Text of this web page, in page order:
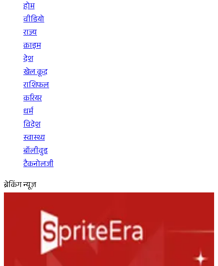
होम
वीडियो
राज्य
क्राइम
देश
खेल कूद
राशिफल
करियर
धर्म
विदेश
स्वास्थ्य
बॉलीवुड
टैकनोलजी
ब्रेकिंग न्यूज़